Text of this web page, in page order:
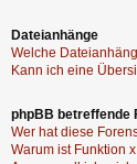
Dateianhänge
Welche
Kann ich eine
phpBB betreffende
Wer hat diese
Warum ist Funktion